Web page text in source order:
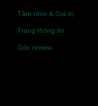
Tầm nhìn & Giá trị
Trang thông tin
Góc review